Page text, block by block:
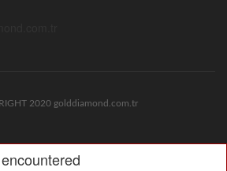
2020 golddiamond.com.tr